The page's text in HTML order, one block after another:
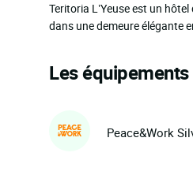
Teritoria L’Yeuse est un
dans une demeure élégante
Les
Peace&Work